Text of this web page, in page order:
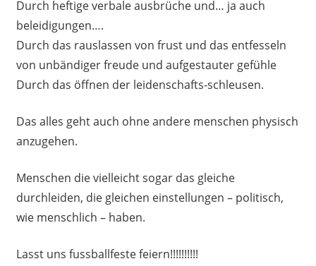
Durch heftige verbale ausbrüche und… ja auch
beleidigungen….
Durch das rauslassen von frust und das entfesseln
von unbändiger freude und aufgestauter gefühle
Durch das öffnen der leidenschafts-schleusen.
Das alles geht auch ohne andere menschen physisch
anzugehen.
Menschen die vielleicht sogar das gleiche
durchleiden, die gleichen einstellungen – politisch,
wie menschlich – haben.
Lasst uns fussballfeste feiern!!!!!!!!!!